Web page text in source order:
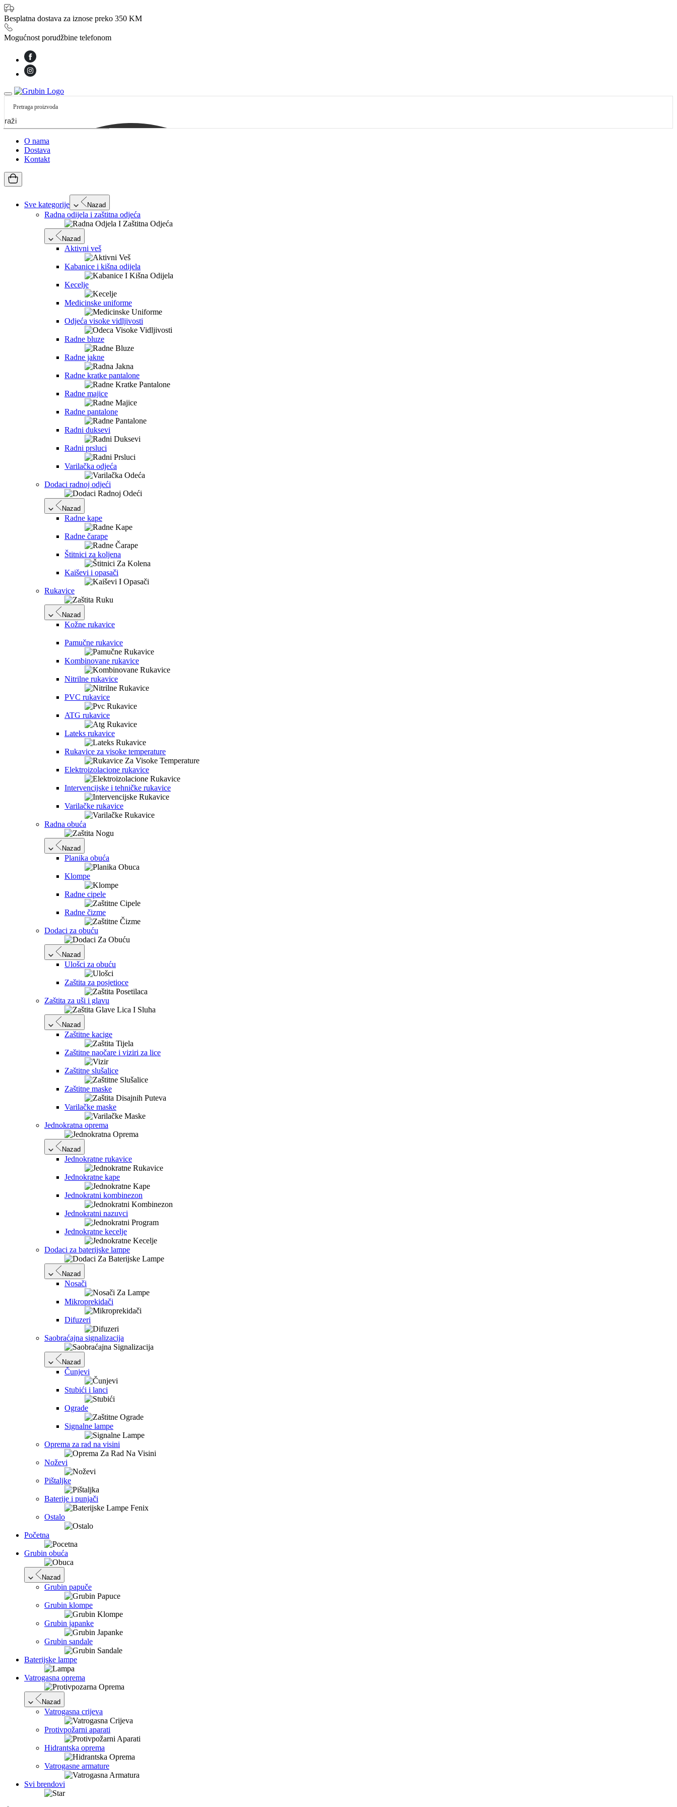
Besplatna dostava za iznose preko 350 KM
Mogućnost porudžbine telefonom
O nama
Dostava
Kontakt
Sve kategorije Nazad
Radna odijela i zaštitna odjeća
Nazad
Aktivni veš
Kabanice i kišna odijela
Kecelje
Medicinske uniforme
Odjeća visoke vidljivosti
Radne bluze
Radne jakne
Radne kratke pantalone
Radne majice
Radne pantalone
Radni duksevi
Radni prsluci
Varilačka odjeća
Dodaci radnoj odjeći
Nazad
Radne kape
Radne čarape
Štitnici za koljena
Kaiševi i opasači
Rukavice
Nazad
Kožne rukavice
Pamučne rukavice
Kombinovane rukavice
Nitrilne rukavice
PVC rukavice
ATG rukavice
Lateks rukavice
Rukavice za visoke temperature
Elektroizolacione rukavice
Intervencijske i tehničke rukavice
Varilačke rukavice
Radna obuća
Nazad
Planika obuća
Klompe
Radne cipele
Radne čizme
Dodaci za obuću
Nazad
Ulošci za obuću
Zaštita za posjetioce
Zaštita za uši i glavu
Nazad
Zaštitne kacige
Zaštitne naočare i viziri za lice
Zaštitne slušalice
Zaštitne maske
Varilačke maske
Jednokratna oprema
Nazad
Jednokratne rukavice
Jednokratne kape
Jednokratni kombinezon
Jednokratni nazuvci
Jednokratne kecelje
Dodaci za baterijske lampe
Nazad
Nosači
Mikroprekidači
Difuzeri
Saobraćajna signalizacija
Nazad
Čunjevi
Stubići i lanci
Ograde
Signalne lampe
Oprema za rad na visini
Noževi
Pištaljke
Baterije i punjači
Ostalo
Početna
Grubin obuća
Nazad
Grubin papuče
Grubin klompe
Grubin japanke
Grubin sandale
Baterijske lampe
Vatrogasna oprema
Nazad
Vatrogasna crijeva
Protivpožarni aparati
Hidrantska oprema
Vatrogasne armature
Svi brendovi